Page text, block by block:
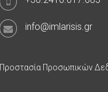
info@imlarisis.gr
Προστασία Προσωπικών